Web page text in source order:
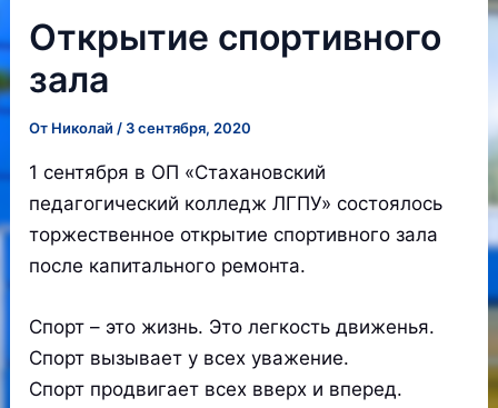
Открытие спортивного
зала
От Николай / 3 сентября, 2020
1 сентября в ОП «Стахановский
педагогический колледж ЛГПУ» состоялось
торжественное открытие спортивного зала
после капитального ремонта.
Спорт – это жизнь. Это легкость движенья.
Спорт вызывает у всех уважение.
Спорт продвигает всех вверх и вперед.